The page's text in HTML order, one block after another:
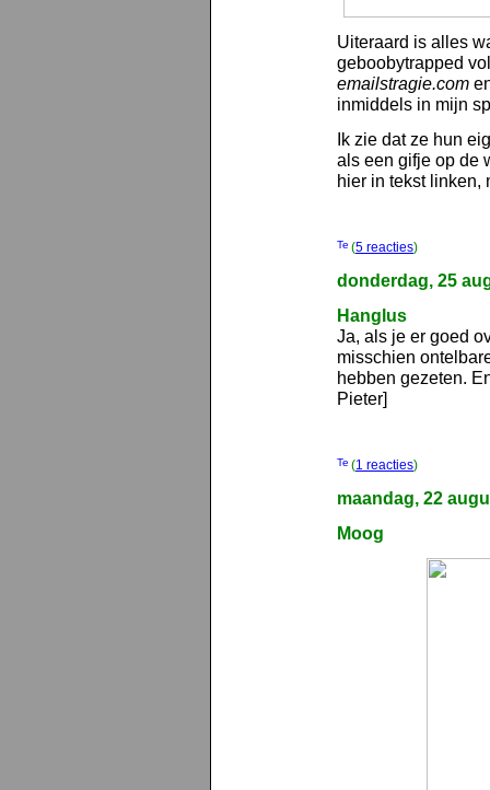
Uiteraard is alles
geboobytrapped
emailstragie.com
inmiddels in mijn
Ik zie dat ze hun
als een gifje op de
hier in tekst linken,
(5 reacties)
donderdag, 25
Hanglus
Ja, als je er goed
misschien
hebben gezeten.
Pieter]
(1 reacties)
maandag, 22
Moog